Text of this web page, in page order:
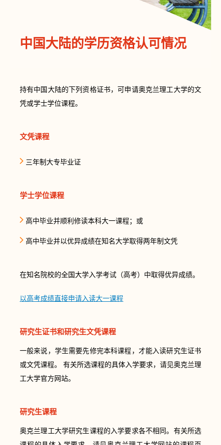
中国大陆的学历资格认可情况
持有中国大陆的下列资格证书，可申请奥克兰理工大学的文
凭或学士学位课程。
文凭课程
三年制大专毕业证
学士学位课程
高中毕业并顺利修读本科大一课程；或
高中毕业并以优异成绩在知名大学取得两年制文凭
在知名院校的全国大学入学考试（高考）中取得优异成绩。
以高考成绩直接申请入读大一课程
研究生证书和研究生文凭课程
一般来说，学生需要先修完本科课程，才能入读研究生证书
或文凭课程。 有关所选课程的具体入学要求，请见奥克兰理
工大学官方网站。
研究生课程
奥克兰理工大学研究生课程的入学要求各不相同。有关所选